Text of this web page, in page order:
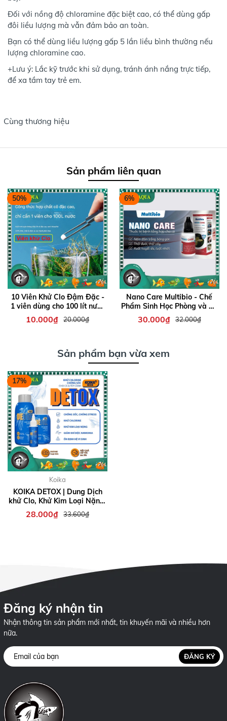
Đối với nồng độ chloramine đặc biệt cao, có thể dùng gấp
đôi liều lượng mà vẫn đảm bảo an toàn.
Bạn có thể dùng liều lượng gấp 5 lần liều bình thường nếu
lượng chloramine cao.
+Lưu ý: Lắc kỹ trước khi sử dụng, tránh ánh nắng trực tiếp,
để xa tầm tay trẻ em.
Cùng thương hiệu
Sản phẩm liên quan
50%
10 Viên Khử Clo Đậm Đặc -
1 viên dùng cho 100 lít nước
- Khử clo, ổn định nước
10.000₫ 20.000₫
6%
Nano Care Multibio - Chế
Phẩm Sinh Học Phòng và Xử
Lý Hiệu Quả Thối Đuôi Tuột
Nhớt Ở Cá Cảnh Thuỷ Sinh
30.000₫ 32.000₫
Sản phẩm bạn vừa xem
17%
Koika
KOIKA DETOX | Dung Dịch
khử Clo, Khử Kim Loại Nặng,
Giảm Stress, Chống Sốc
Chuyên Cho Cá Tép cảnh
28.000₫ 33.600₫
Đăng ký nhận tin
Nhận thông tin sản phẩm mới nhất, tin khuyến mãi và nhiều hơn
nữa.
ĐĂNG KÝ